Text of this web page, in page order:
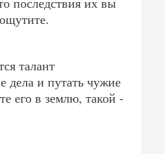
талант
дела и путать чужие
его в землю, такой -